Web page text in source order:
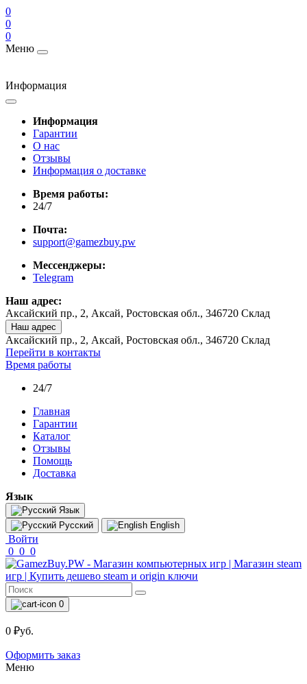
0
0
0
Меню
Информация
Информация
Гарантии
О нас
Отзывы
Информация о доставке
Время работы:
24/7
Почта:
support@gamezbuy.pw
Мессенджеры:
Telegram
Наш адрес:
Аксайский пр., 2, Аксай, Ростовская обл., 346720 Склад
Наш адрес
Аксайский пр., 2, Аксай, Ростовская обл., 346720 Склад
Перейти в контакты
Время работы
24/7
Главная
Гарантии
Каталог
Отзывы
Помощь
Доставка
Язык
Язык
Русский
English
Войти
0 0 0
0
0 ₽уб.
Оформить заказ
Меню